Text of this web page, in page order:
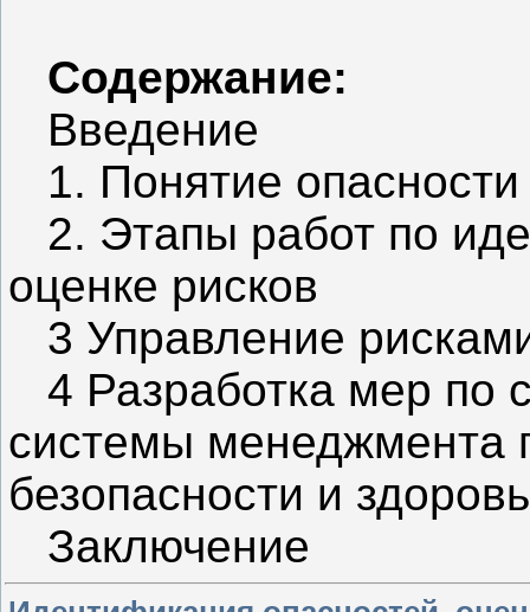
Содержание:
Введение
1. Понятие
2. Этапы работ по
оценке рисков
3 Управление
4 Разработка мер по
системы менеджмента
безопасности и
Заключение